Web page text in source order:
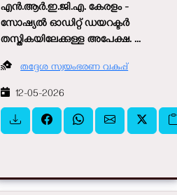
എൻ.ആർ.ഇ.ജി.എ. കേരളം -
സോഷ്യൽ ഓഡിറ്റ് ഡയറക്ടർ
തസ്തികയിലേക്കുള്ള അപേക്ഷ. ...
തദ്ദേശ സ്വയംഭരണ വകുപ്പ്
12-05-2026